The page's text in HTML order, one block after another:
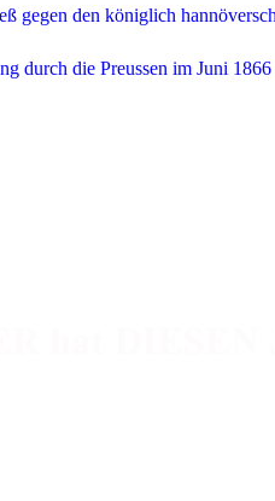
gegen den königlich
durch die Preussen im Juni 1866